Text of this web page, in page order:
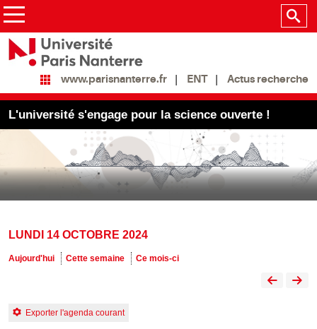
www.parisnanterre.fr ENT Actus recherche
L'université s'engage pour la science ouverte !
LUNDI 14 OCTOBRE 2024
Aujourd'hui Cette semaine Ce mois-ci
Exporter l'agenda courant